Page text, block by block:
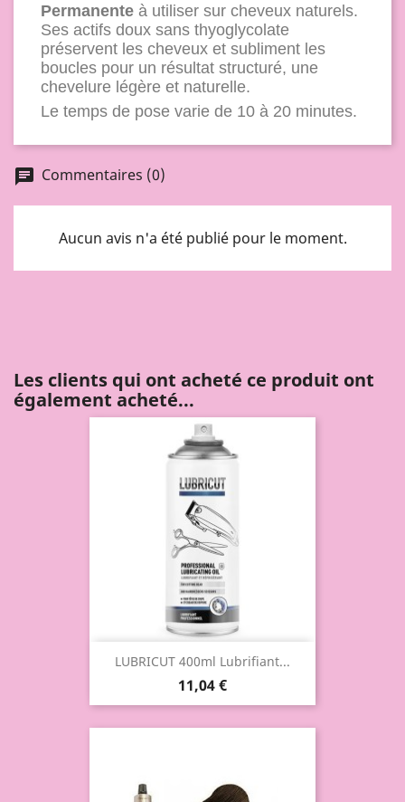
Permanente à utiliser sur cheveux naturels.
Ses actifs doux sans thyoglycolate
préservent les cheveux et subliment les
boucles pour un résultat structuré, une
chevelure légère et naturelle.
Le temps de pose varie de 10 à 20 minutes.
chat Commentaires (0)
Aucun avis n'a été publié pour le moment.
Les clients qui ont acheté ce produit ont
également acheté...
LUBRICUT 400ml Lubrifiant...
11,04 €